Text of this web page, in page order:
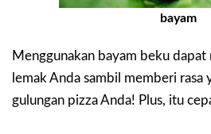
bayam
Menggunakan bayam beku
lemak Anda sambil memberi rasa
gulungan pizza Anda! Plus, itu